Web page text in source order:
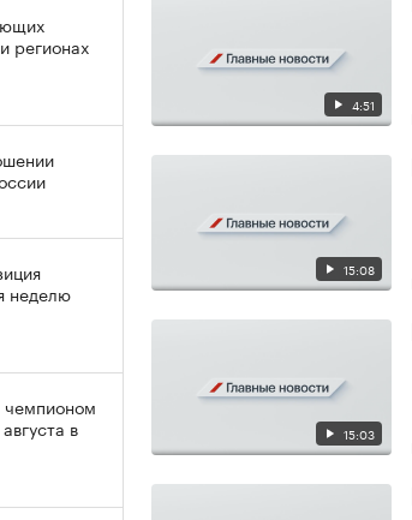
4:51
15:08
15:03
регионах
неделю
в